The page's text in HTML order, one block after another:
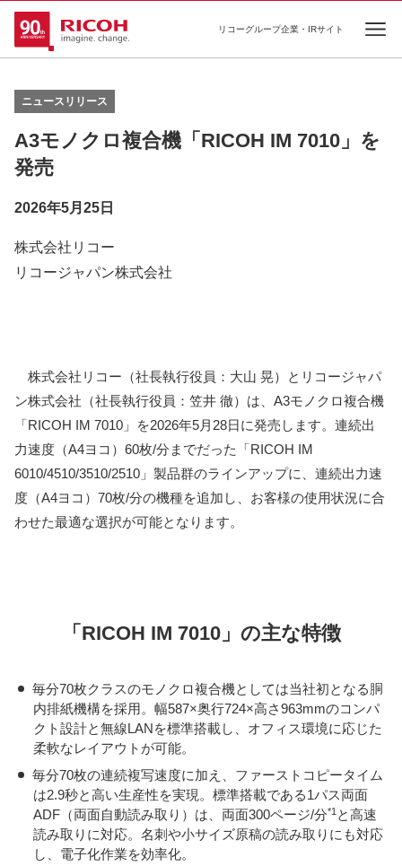
リコーグループ企業・IRサイト
ニュースリリース
A3モノクロ複合機「RICOH IM 7010」を
発売
2026年5月25日
株式会社リコー
リコージャパン株式会社
株式会社リコー（社長執行役員：大山 晃）とリコージャパ
ン株式会社（社長執行役員：笠井 徹）は、A3モノクロ複合機
「RICOH IM 7010」を2026年5月28日に発売します。連続出
力速度（A4ヨコ）60枚/分までだった「RICOH IM
6010/4510/3510/2510」製品群のラインアップに、連続出力速
度（A4ヨコ）70枚/分の機種を追加し、お客様の使用状況に合
わせた最適な選択が可能となります。
「RICOH IM 7010」の主な特徴
毎分70枚クラスのモノクロ複合機としては当社初となる胴
内排紙機構を採用。幅587×奥行724×高さ963mmのコンパ
クト設計と無線LANを標準搭載し、オフィス環境に応じた
柔軟なレイアウトが可能。
毎分70枚の連続複写速度に加え、ファーストコピータイム
は2.9秒と高い生産性を実現。標準搭載である1パス両面
ADF（両面自動読み取り）は、両面300ページ/分*1 と高速
読み取りに対応。名刺や小サイズ原稿の読み取りにも対応
し、電子化作業を効率化。